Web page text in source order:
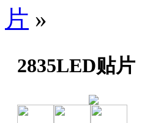
片 »
2835LED贴